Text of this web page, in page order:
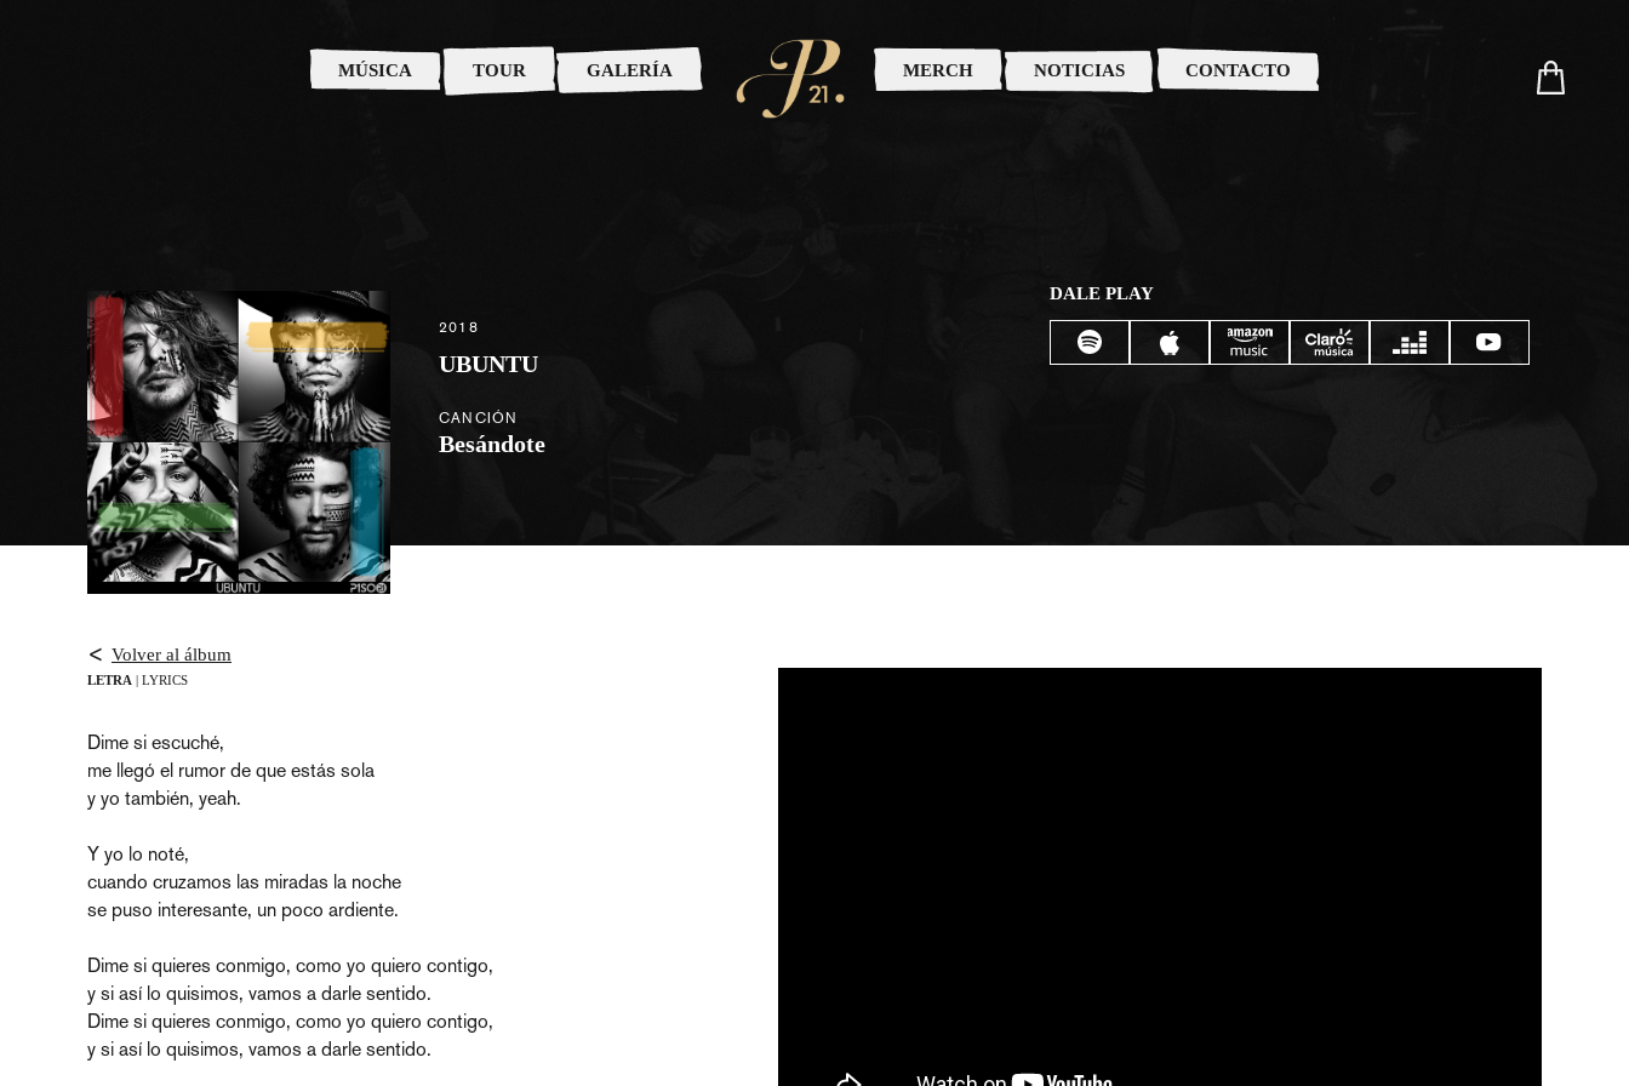
MÚSICA TOUR GALERÍA MERCH NOTICIAS CONTACTO
2018
UBUNTU
CANCIÓN
Besándote
DALE PLAY
Volver al álbum
LETRA | LYRICS
Dime si escuché,
me llegó el rumor de que estás sola
y yo también, yeah.
Y yo lo noté,
cuando cruzamos las miradas la noche
se puso interesante, un poco ardiente.
Dime si quieres conmigo, como yo quiero contigo,
y si así lo quisimos, vamos a darle sentido.
Dime si quieres conmigo, como yo quiero contigo,
y si así lo quisimos, vamos a darle sentido.